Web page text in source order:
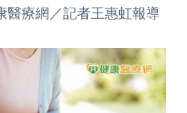
療網／記者王惠虹報導